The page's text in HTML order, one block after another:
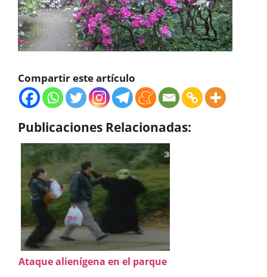
Compartir este artículo
Publicaciones Relacionadas:
Ataque alienígena en el parque